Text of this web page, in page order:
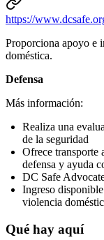
https://
Proporciona apoyo e
doméstica.
Defensa
Más información:
Realiza una
de la seguridad
Ofrece transporte
defensa y ayuda
DC Safe
Ingreso
violencia
Qué hay aquí